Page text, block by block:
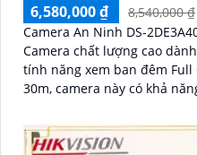
6,580,000 ₫
8,540,000 ₫
Camera An Ninh DS-
Camera chất lượng cao dành
tính năng xem ban đêm Full
30m, camera này có khả